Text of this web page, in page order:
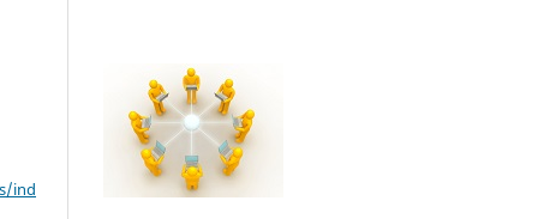
ind